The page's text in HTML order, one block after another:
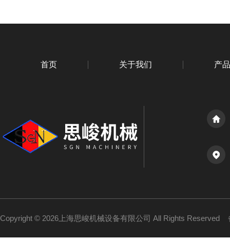
首页 关于我们 产
Copyright © 2026上海思峻机械设备有限公司 All Rights Reserved